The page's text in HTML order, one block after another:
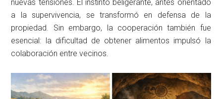
nuevas tensiones. El instinto beligerante, antes orientado
a la supervivencia, se transformó en defensa de la
propiedad. Sin embargo, la cooperación también fue
esencial: la dificultad de obtener alimentos impulsó la
colaboración entre vecinos.